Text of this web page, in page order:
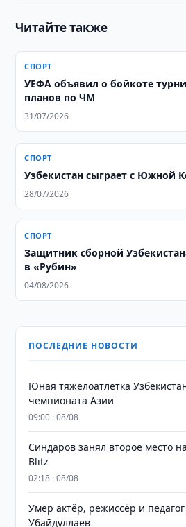
Читайте также
СПОРТ
УЕФА объявил о бойкоте
планов по ЧМ
31/07/2026
СПОРТ
Узбекистан сыграет с Южной
28/07/2026
СПОРТ
Защитник сборной
в «Рубин»
04/08/2026
ПОСЛЕДНИЕ НОВОСТИ
Юная тяжелоатлетка
чемпионата Азии
09:00 · 08/08
Синдаров занял второе место
Blitz
02:18 · 08/08
Умер актёр, режиссёр и
Убайдуллаев